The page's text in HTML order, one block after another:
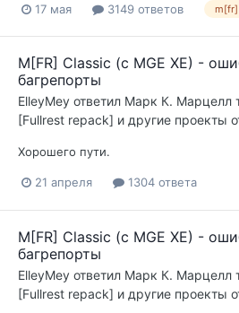
17 мая 3149 ответов m[fr]
M[FR] Classic (с MGE XE) -
багрепорты
ElleyMey ответил Марк К. Марцелл
[Fullrest repack] и другие проекты
Хорошего пути.
21 апреля 1304 ответа
M[FR] Classic (с MGE XE) -
багрепорты
ElleyMey ответил Марк К. Марцелл
[Fullrest repack] и другие проекты